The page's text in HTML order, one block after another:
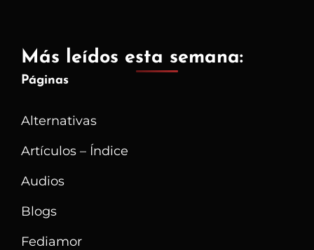
Más leídos esta semana:
Páginas
Alternativas
Artículos – Índice
Audios
Blogs
Fediamor